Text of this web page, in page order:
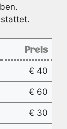
Preis
€ 40
€ 60
€ 30